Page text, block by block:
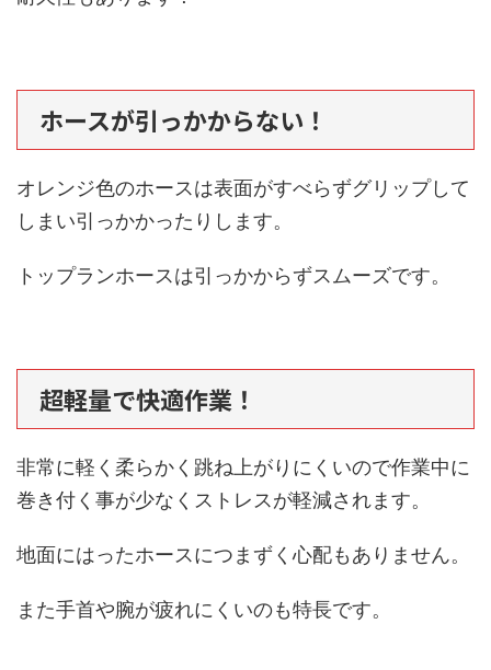
ホースが引っかからない！
オレンジ色のホースは表面がすべらずグリップして
しまい引っかかったりします。
トップランホースは引っかからずスムーズです。
超軽量で快適作業！
非常に軽く柔らかく跳ね上がりにくいので作業中に
巻き付く事が少なくストレスが軽減されます。
地面にはったホースにつまずく心配もありません。
また手首や腕が疲れにくいのも特長です。